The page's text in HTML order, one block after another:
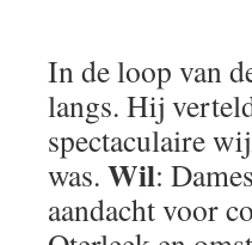
In de loop van
langs. Hij
spectaculaire
was. Wil:
aandacht voor